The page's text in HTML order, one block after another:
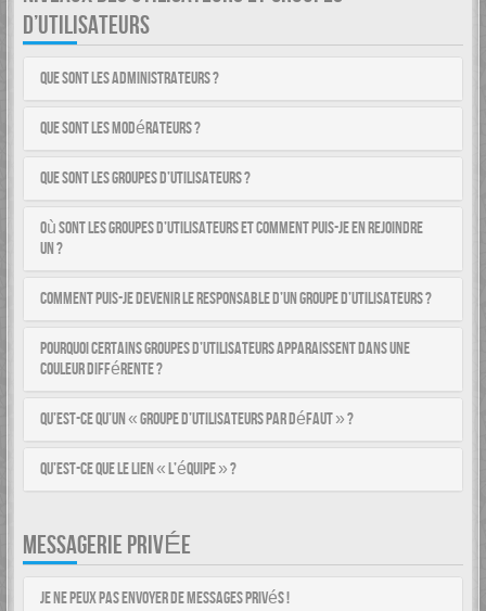
D’UTILISATEURS
Que sont les administrateurs ?
Que sont les modérateurs ?
Que sont les groupes d’utilisateurs ?
Où sont les groupes d’utilisateurs et comment puis-je en rejoindre
un ?
Comment puis-je devenir le responsable d’un groupe d’utilisateurs ?
Pourquoi certains groupes d’utilisateurs apparaissent dans une
couleur différente ?
Qu’est-ce qu’un « groupe d’utilisateurs par défaut » ?
Qu’est-ce que le lien « L’équipe » ?
MESSAGERIE PRIVÉE
Je ne peux pas envoyer de messages privés !